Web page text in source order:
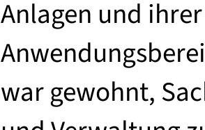
Anlagen und
war gewohnt,